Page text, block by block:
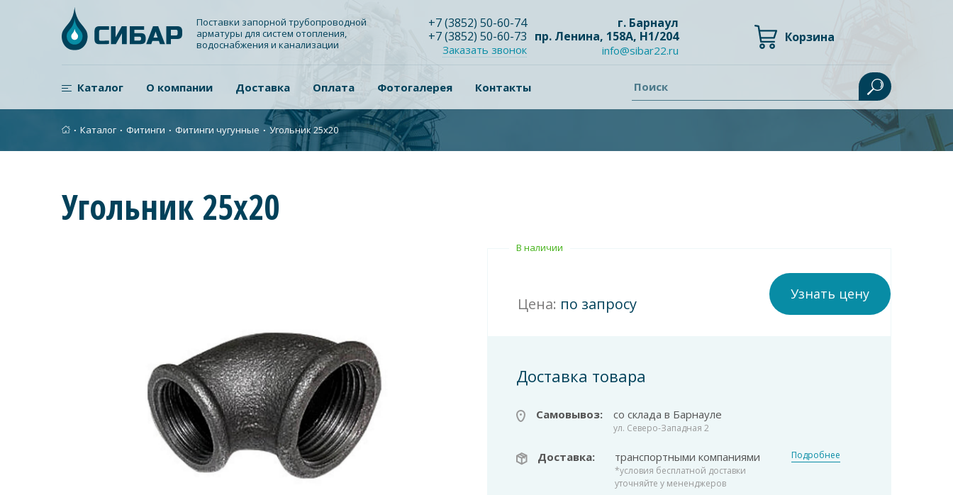
Поставки запорной трубопроводной
арматуры для систем отопления,
водоснабжения и канализации
+7(3852) 50-60-74
+7(3852) 50-60-73
Заказать звонок
г. Барнаул
пр. Ленина, 158А, Н1/204
info@sibar22.ru
Корзина
Каталог О компании Доставка Оплата Фотогалерея Контакты Поиск
∙ Каталог ∙ Фитинги ∙ Фитинги чугунные ∙ Угольник 25х20
Угольник 25х20
В наличии
Цена: по запросу
Узнать цену
Доставка товара
Самовывоз: со склада в Барнауле
ул. Северо-Западная 2
Доставка: транспортными компаниями
*условия бесплатной доставки
уточняйте у мененджеров
Подробнее